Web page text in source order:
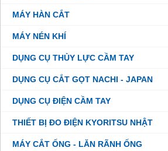
MÁY HÀN CẮT
MÁY NÉN KHÍ
DỤNG CỤ THỦY LỰC CẦM TAY
DỤNG CỤ CẮT GỌT NACHI - JAPAN
DỤNG CỤ ĐIỆN CẦM TAY
THIẾT BỊ ĐO ĐIỆN KYORITSU NHẬT
MÁY CẮT ỐNG - LĂN RÃNH ỐNG